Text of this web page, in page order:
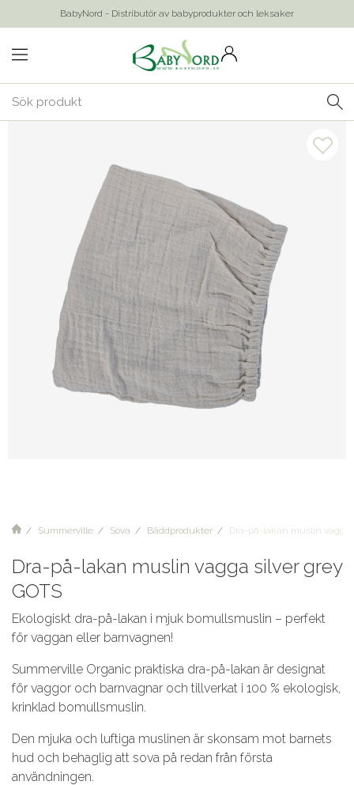
BabyNord - Distributör av babyprodukter och leksaker
Summerville Sova Bäddprodukter Dra-på-lakan muslin vagga
Dra-på-lakan muslin vagga silver grey
GOTS
Ekologiskt dra-på-lakan i mjuk bomullsmuslin – perfekt
för vaggan eller barnvagnen!
Summerville Organic praktiska dra-på-lakan är designat
för vaggor och barnvagnar och tillverkat i 100 % ekologisk,
krinklad bomullsmuslin.
Den mjuka och luftiga muslinen är skonsam mot barnets
hud och behaglig att sova på redan från första
användningen.